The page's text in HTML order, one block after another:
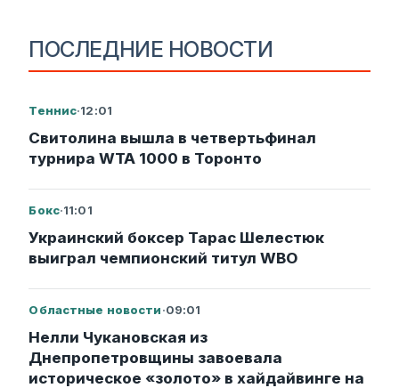
ПОСЛЕДНИЕ НОВОСТИ
Теннис·12:01
Свитолина вышла в четвертьфинал
турнира WTA 1000 в Торонто
Бокс·11:01
Украинский боксер Тарас Шелестюк
выиграл чемпионский титул WBO
Областные новости·09:01
Нелли Чукановская из
Днепропетровщины завоевала
историческое «золото» в хайдайвинге на